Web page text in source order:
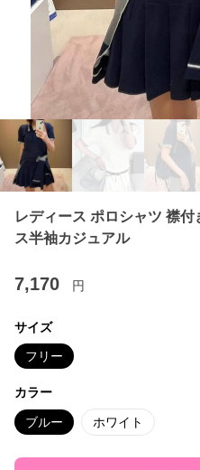
レディース ポロシャツ 襟
ス半袖カジュアル
7,170 円
サイズ
フリー
カラー
ブルー ホワイト